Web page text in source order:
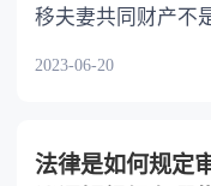
移夫妻共同财产不
2023-06-20
法律是如何规定